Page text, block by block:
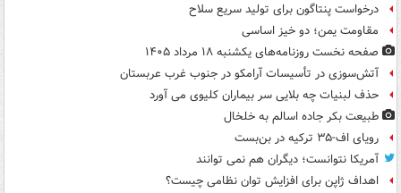
درخواست پنتاگون برای تولید سریع سلاح
مقاومت یمن؛ دو خیز اساسی
صفحه نخست روزنامه‌های یکشنبه ۱۸ مرداد ۱۴۰۵
آتش‌سوزی در تأسیسات آرامکو در جنوب غرب عربستان
حذف لبنیات چه بلایی سر بیماران کلیوی می آورد
طبیعت بکر جاده اسالم به خلخال
رویای اف-۳۵ ترکیه در بن‌بست
آمریکا نتوانست؛ دیگران هم نمی توانند
اهداف ژاپن برای افزایش توان نظامی چیست؟